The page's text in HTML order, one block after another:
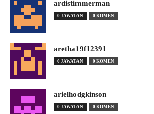
ardistimmerman
0 JAWATAN 0 KOMEN
aretha19f12391
0 JAWATAN 0 KOMEN
arielhodgkinson
0 JAWATAN 0 KOMEN